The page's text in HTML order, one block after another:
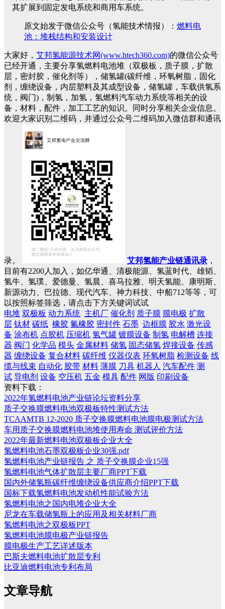
其扩展到固定发电系统和商用车系统。
原文始发于微信公众号（氢能技术情报）： 燃料电
池：堆栈结构和安装设计
大家好， 艾邦氢能源技术网(www.htech360.com)的微信公众号
已经开通，主要分享氢燃料电池堆（双极板，质子膜，扩散
层，密封胶，催化剂等），储氢罐(碳纤维，环氧树脂，固化
剂，缠绕设备，内层塑料及其成型设备，储氢罐，车载供氢系
统，阀门)，制氢，加氢，氢燃料汽车动力系统等相关的设
备，材料，配件，加工工艺的知识。同时分享相关企业信息。
欢迎大家识别二维码，并通过公众号二维码加入微信群和通讯
录。 艾邦氢能产业链通讯录 ，
目前有2200人加入，如亿华通、清极能源、氢蓝时代、雄韬、
氢牛、氢璞、爱德曼、氢晨、喜马拉雅、明天氢能、康明斯、
新源动力、巴拉德、现代汽车、神力科技、中船712等等，可
以按照标签筛选，请点击下方关键词试试
电堆 双极板 动力系统 主机厂 催化剂 质子膜 膜电极 扩散
层 钛材 碳纸 橡胶 氟橡胶 密封件 石墨 边框膜 胶水 激光设
备 涂布机 点胶机 压缩机 氢气罐 镀膜设备 制氢 电解槽 连接
器 阀门 化学品 模头 金属材料 储氢 固态储氢 焊接设备 传感
器 缠绕设备 复合材料 碳纤维 仪器仪表 环氧树脂 检测设备 线
缆与线束 自动化 胶带 材料 薄膜 刀具 机器人 汽车配件 测
试 导电剂 设备 空压机 五金 模具 配件 网版 印刷设备
资料下载：
2022年氢燃料电池产业链论坛资料分享
质子交换膜燃料电池双极板特性测试方法
TCAAMTB 12-2020 质子交换膜燃料电池膜电极测试方法
车用质子交换膜燃料电池堆使用寿命 测试评价方法
2022年最新燃料电池双极板企业大全
氢燃料电池石墨双极板企业30强.pdf
氢燃料电池产业链报告 之 质子交换膜企业15强
氢燃料电池气体扩散层主要厂商PPT下载
国内外储氢瓶碳纤维缠绕设备供应商介绍PPT下载
国标下载氢燃料电池发动机性能试验方法
氢燃料电池之国内电堆企业大全
尼龙在车载储氢瓶上的应用及相关材料厂商
氢燃料电池之双极板PPT
氢燃料电池膜电极产业链报告
膜电极生产工艺详述版本
巴斯夫燃料电池扩散层专利
比亚迪燃料电池专利布局
文章导航